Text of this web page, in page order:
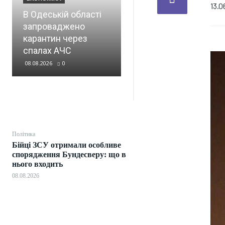
В Одеській області
запроваджено
карантин через
спалах АЧС
08.08.2026 0
Росія за 5 днів 41
раз атакувала
Політика
Бійці ЗСУ отримали особливе
спорядження Бундесверу: що в
нього входить
08.08.2026